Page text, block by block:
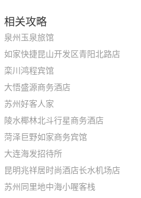
相关攻略
泉州玉泉旅馆
如家快捷昆山开发区青阳北路店
栾川鸿程宾馆
大悟盛源商务酒店
苏州好客人家
陵水椰林北斗行星商务酒店
菏泽巨野如家商务宾馆
大连海发招待所
昆明兆祥居时尚酒店长水机场店
苏州同里地中海小喔客栈